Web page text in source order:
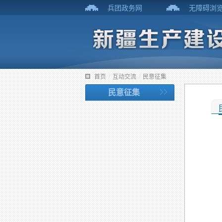
兵团政务网 无障碍浏
首页 / 互动交流 / 民意征集
民意征集